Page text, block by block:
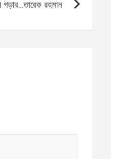
গড়ার…তারেক রহমান